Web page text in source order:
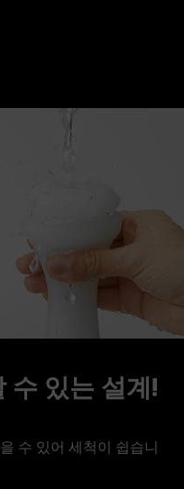
수 있는 설계!
수 있어 세척이 쉽습니